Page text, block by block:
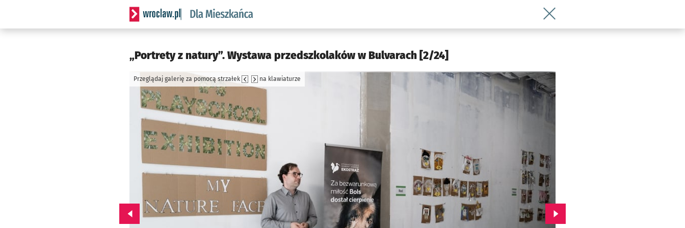
Serwis informacyjny wroclaw.pl podserwis: Dla mieszkańca
Wróć do artykułu „Portrety z natury”.
„Portrety z natury”. Wystawa przedszkolaków w Bulvarach [2/24]
Przeglądaj galerię za pomocą strzałek na klawiaturze
Przejdź do poprzedniego zdjęcia. Przejdź do kolejnego zdjęcia.